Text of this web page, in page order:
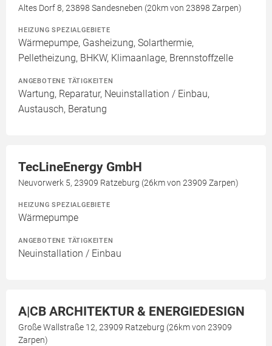
Altes Dorf 8, 23898 Sandesneben (20km von 23898 Zarpen)
HEIZUNG SPEZIALGEBIETE
Wärmepumpe, Gasheizung, Solarthermie,
Pelletheizung, BHKW, Klimaanlage, Brennstoffzelle
ANGEBOTENE TÄTIGKEITEN
Wartung, Reparatur, Neuinstallation / Einbau,
Austausch, Beratung
TecLineEnergy GmbH
Neuvorwerk 5, 23909 Ratzeburg (26km von 23909 Zarpen)
HEIZUNG SPEZIALGEBIETE
Wärmepumpe
ANGEBOTENE TÄTIGKEITEN
Neuinstallation / Einbau
A|CB ARCHITEKTUR & ENERGIEDESIGN
Große Wallstraße 12, 23909 Ratzeburg (26km von 23909
Zarpen)